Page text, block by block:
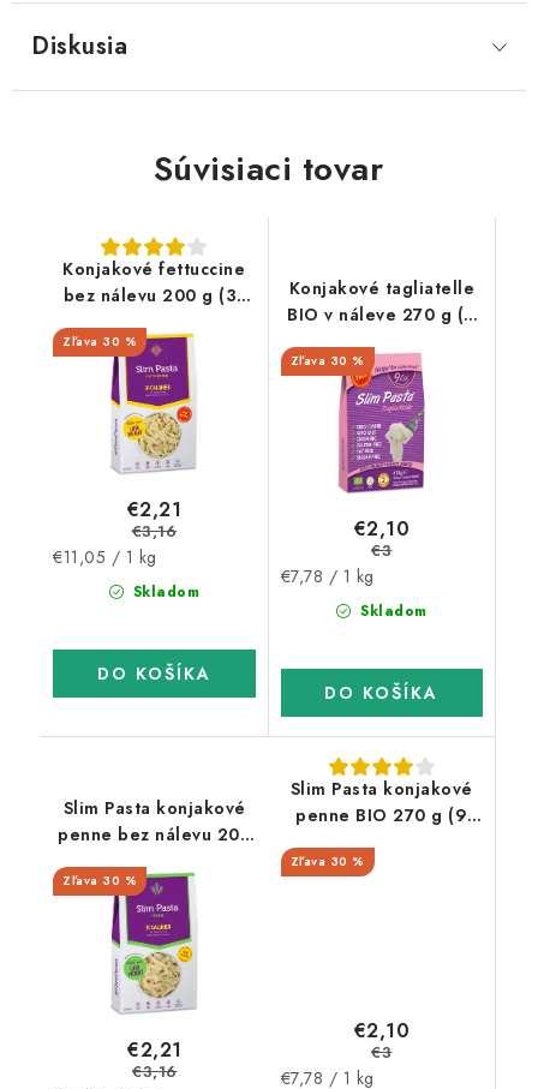
Diskusia
Súvisiaci tovar
Konjakové fettuccine
bez nálevu 200 g (31
kcal, 7 g sacharidov)
30 %
Skladom
€2,21
€3,16
Jednotková
€11,05 / 1 kg
DO KOŠÍKA
Konjakové tagliatelle
BIO v náleve 270 g (9
kcal, 0 g sacharidov)
30 %
Skladom
€2,10
€3
Jednotková
€7,78 / 1 kg
DO KOŠÍKA
Slim Pasta konjakové
penne bez nálevu 200
g (31 kcal, 7 g
sacharidov)
30 %
€2,21
€3,16
Slim Pasta konjakové
penne BIO 270 g (9
kcal, 0 g sacharidov)
30 %
€2,10
€3
Jednotková
€7,78 / 1 kg